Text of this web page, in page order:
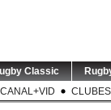
Classic
CANAL+VID CLUBES